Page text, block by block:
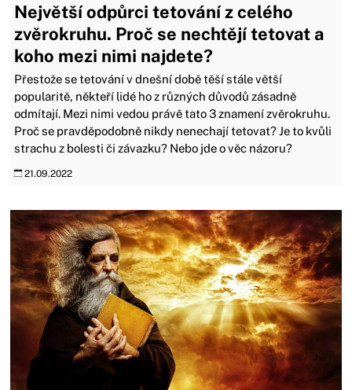
Největší odpůrci tetování z celého
zvěrokruhu. Proč se nechtějí tetovat a
koho mezi nimi najdete?
Přestože se tetování v dnešní době těší stále větší
popularitě, někteří lidé ho z různých důvodů zásadně
odmítají. Mezi nimi vedou právě tato 3 znamení zvěrokruhu.
Proč se pravděpodobně nikdy nenechají tetovat? Je to kvůli
strachu z bolesti či závazku? Nebo jde o věc názoru?
21.09.2022